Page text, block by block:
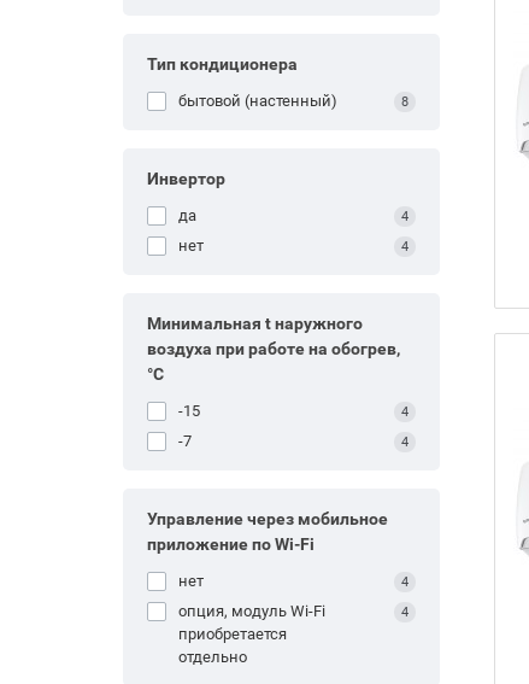
Тип кондиционера
бытовой (настенный) 8
Инвертор
да 4
нет 4
Минимальная t наружного
воздуха при работе на обогрев,
°С
-15 4
-7 4
Управление через мобильное
приложение по Wi-Fi
нет 4
опция, модуль Wi-Fi
приобретается
отдельно
4